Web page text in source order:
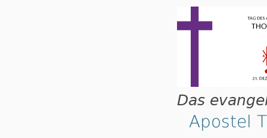
Das
Apostel